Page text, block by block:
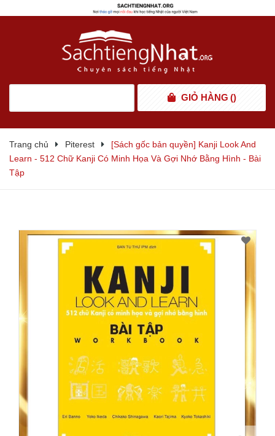
GIỎ HÀNG ()
Trang chủ Piterest
[Sách gốc bản quyền] Kanji Look And
Learn - 512 Chữ Kanji Có Minh Họa Và Gợi Nhớ Bằng Hình - Bài
Tập